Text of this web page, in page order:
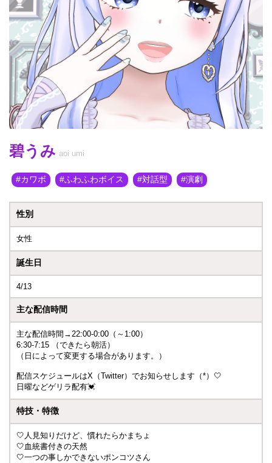
碧うみ aoi umi
カワボ ふわふわボイス 対話型 演劇
性別
女性
誕生日
4/13
主な配信時間
主な配信時間→22:00-0:00（～1:00）
6:30-7:15 （できたら朝活）
（日によって変更する場合があります。）
配信スケジュールはX（Twitter）でお知らせします（*）🤍
日曜などゲリラ配有💓
特技・特徴
🤍人見知りだけど、慣れたらかまちょ
🤍血統書付きの天然
🤍一つの事しかできないポンコツさん